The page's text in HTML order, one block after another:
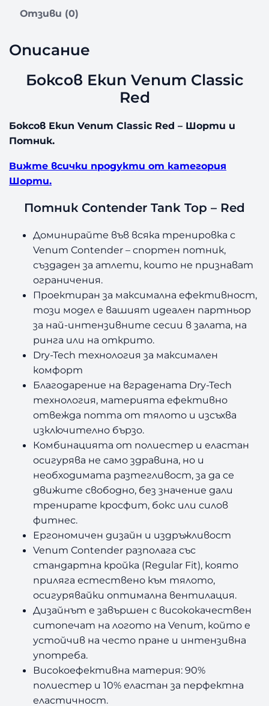
Отзиви (0)
Описание
Боксов Екип Venum Classic
Red
Боксов Екип Venum Classic Red – Шорти и
Потник.
Вижте всички продукти от категория
Шорти.
Потник Contender Tank Top – Red
Доминирайте във всяка тренировка с
Venum Contender – спортен потник,
създаден за атлети, които не признават
ограничения.
Проектиран за максимална ефективност,
този модел е вашият идеален партньор
за най-интензивните сесии в залата, на
ринга или на открито.
Dry-Tech технология за максимален
комфорт
Благодарение на вградената Dry-Tech
технология, материята ефективно
отвежда потта от тялото и изсъхва
изключително бързо.
Комбинацията от полиестер и еластан
осигурява не само здравина, но и
необходимата разтегливост, за да се
движите свободно, без значение дали
тренирате кросфит, бокс или силов
фитнес.
Ергономичен дизайн и издръжливост
Venum Contender разполага със
стандартна кройка (Regular Fit), която
приляга естествено към тялото,
осигурявайки оптимална вентилация.
Дизайнът е завършен с висококачествен
ситопечат на логото на Venum, който е
устойчив на често пране и интензивна
употреба.
Високоефективна материя: 90%
полиестер и 10% еластан за перфектна
еластичност.